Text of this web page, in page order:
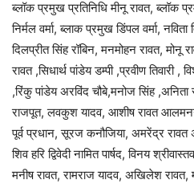
ब्लॉक प्रमुख प्रतिनिधि मीनू रावत, ब्लॉक
निर्मल वर्मा, ब्लाक प्रमुख डिंपल वर्मा, नविता
दिलप्रीत सिंह रॉबिन, मनमोहन रावत, मोनू
रावत ,सिधार्थ पांडेय डम्पी ,प्रवीण तिवारी ,
,रिंकु पांडेय अरविंद चौबे,मनोज सिंह ,अनिता
राजपूत, लवकुश यादव, आशीष रावत
पूर्व प्रधान, सूरज कनौजिया, अमरेंद्र
शिव हरि द्विवेदी नामित पार्षद, विनय
मनीष रावत, रामराज यादव, अखिलेश रावत,